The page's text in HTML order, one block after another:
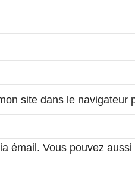
site dans le navigateur
émail. Vous pouvez aussi